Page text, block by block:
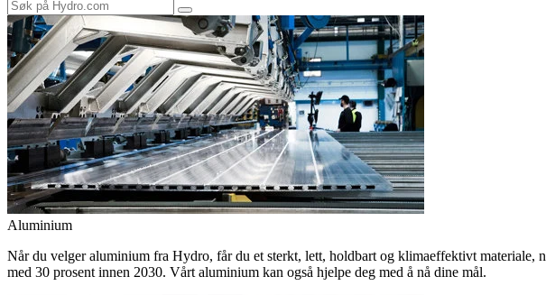
Aluminium
Når du velger aluminium fra Hydro, får du et sterkt, lett, holdbart og klimaeffektivt
med 30 prosent innen 2030. Vårt aluminium kan også hjelpe deg med å nå dine mål.